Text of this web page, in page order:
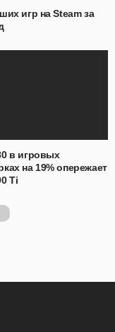
игр на Steam за
в игровых
на 19% опережает
Ti